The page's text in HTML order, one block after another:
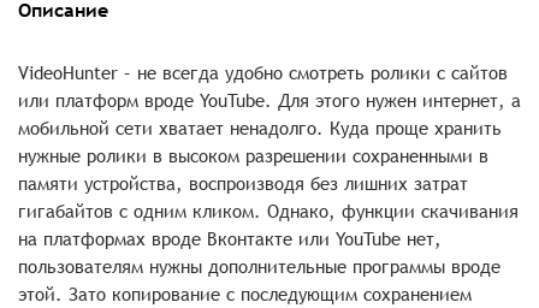
Описание
VideoHunter – не всегда удобно смотреть ролики с сайтов
или платформ вроде YouTube. Для этого нужен интернет, а
мобильной сети хватает ненадолго. Куда проще хранить
нужные ролики в высоком разрешении сохраненными в
памяти устройства, воспроизводя без лишних затрат
гигабайтов с одним кликом. Однако, функции скачивания
на платформах вроде Вконтакте или YouTube нет,
пользователям нужны дополнительные программы вроде
этой. Зато копирование с последующим сохранением